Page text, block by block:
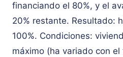
financiando el 80%, y el
20% restante. Resultado:
100%. Condiciones:
máximo (ha variado con